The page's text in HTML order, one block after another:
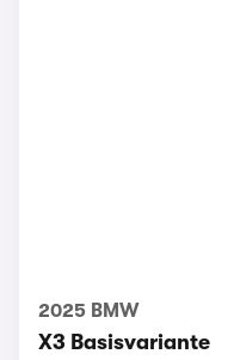
2025 BMW
X3 Basisvariante